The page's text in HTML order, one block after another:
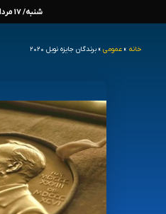
شنبه/ 17 مرداد / 1405
خانه » عمومی » برندگان جایزه نوبل ۲۰۲۰